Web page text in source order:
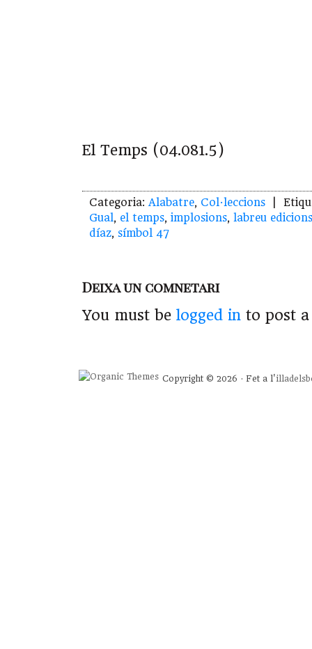
El Temps (04.081.5)
Categoria: Alabatre, Col·leccions |
Gual, el temps, implosions, labreu edicions
díaz, símbol 47
Deixa un comnetari
You must be logged in to post
Copyright © 2026 · Fet a l'